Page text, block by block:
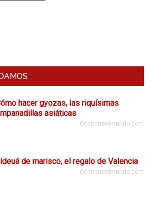
hacer gyozas, las riquísimas
asiáticas
Cocinateelmundo.com
de marisco, el regalo de Valencia
Cocinateelmundo.com